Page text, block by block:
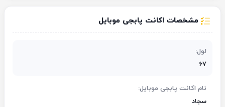
مشخصات اکانت پابجی موبایل
لول:
67
نام اکانت پابجی موبایل:
سجاد